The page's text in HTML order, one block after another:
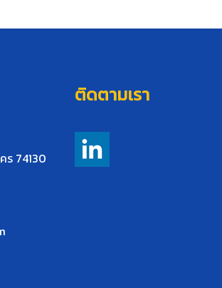
ร 74130
ติดตามเรา